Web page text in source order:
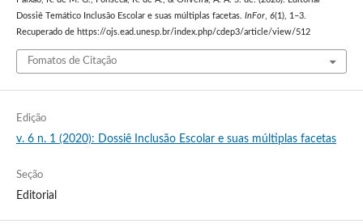
Dossiê Temático Inclusão Escolar e suas múltiplas facetas. InFor, 6(1), 1–3.
Recuperado de https://ojs.ead.unesp.br/index.php/cdep3/article/view/512
Fomatos de Citação
Edição
v. 6 n. 1 (2020): Dossiê Inclusão Escolar e suas múltiplas facetas
Seção
Editorial